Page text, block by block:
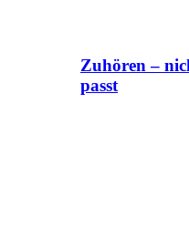
Zuhören –
passt